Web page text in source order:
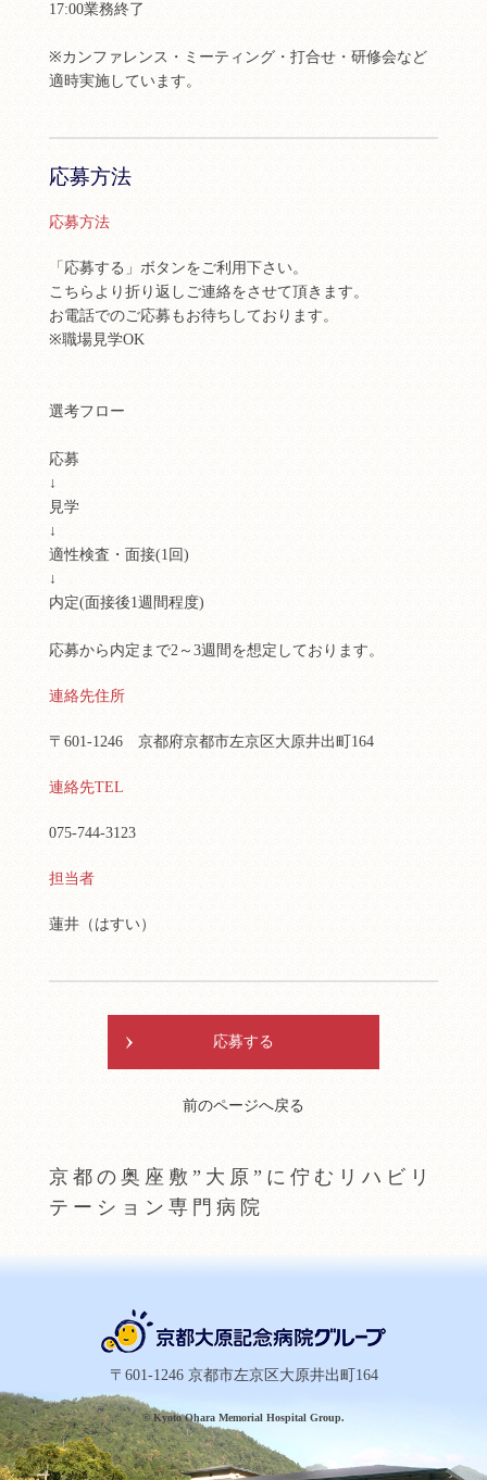
17:00業務終了
※カンファレンス・ミーティング・打合せ・研修会など
適時実施しています。
応募方法
応募方法
「応募する」ボタンをご利用下さい。
こちらより折り返しご連絡をさせて頂きます。
お電話でのご応募もお待ちしております。
※職場見学OK
選考フロー
応募
↓
見学
↓
適性検査・面接(1回)
↓
内定(面接後1週間程度)
応募から内定まで2～3週間を想定しております。
連絡先住所
〒601-1246 京都府京都市左京区大原井出町164
連絡先TEL
075-744-3123
担当者
蓮井（はすい）
応募する
前のページへ戻る
京都の奥座敷”大原”に佇むリハビリ
テーション専門病院
〒601-1246 京都市左京区大原井出町164
© Kyoto Ohara Memorial Hospital Group.